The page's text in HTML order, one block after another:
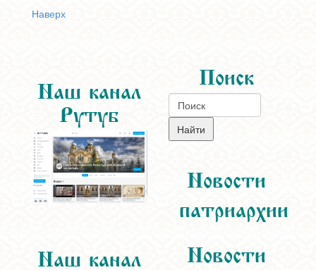
Наверх
Наш канал
Рутуб
Наш канал
Поиск
Новости
патриархии
Новости